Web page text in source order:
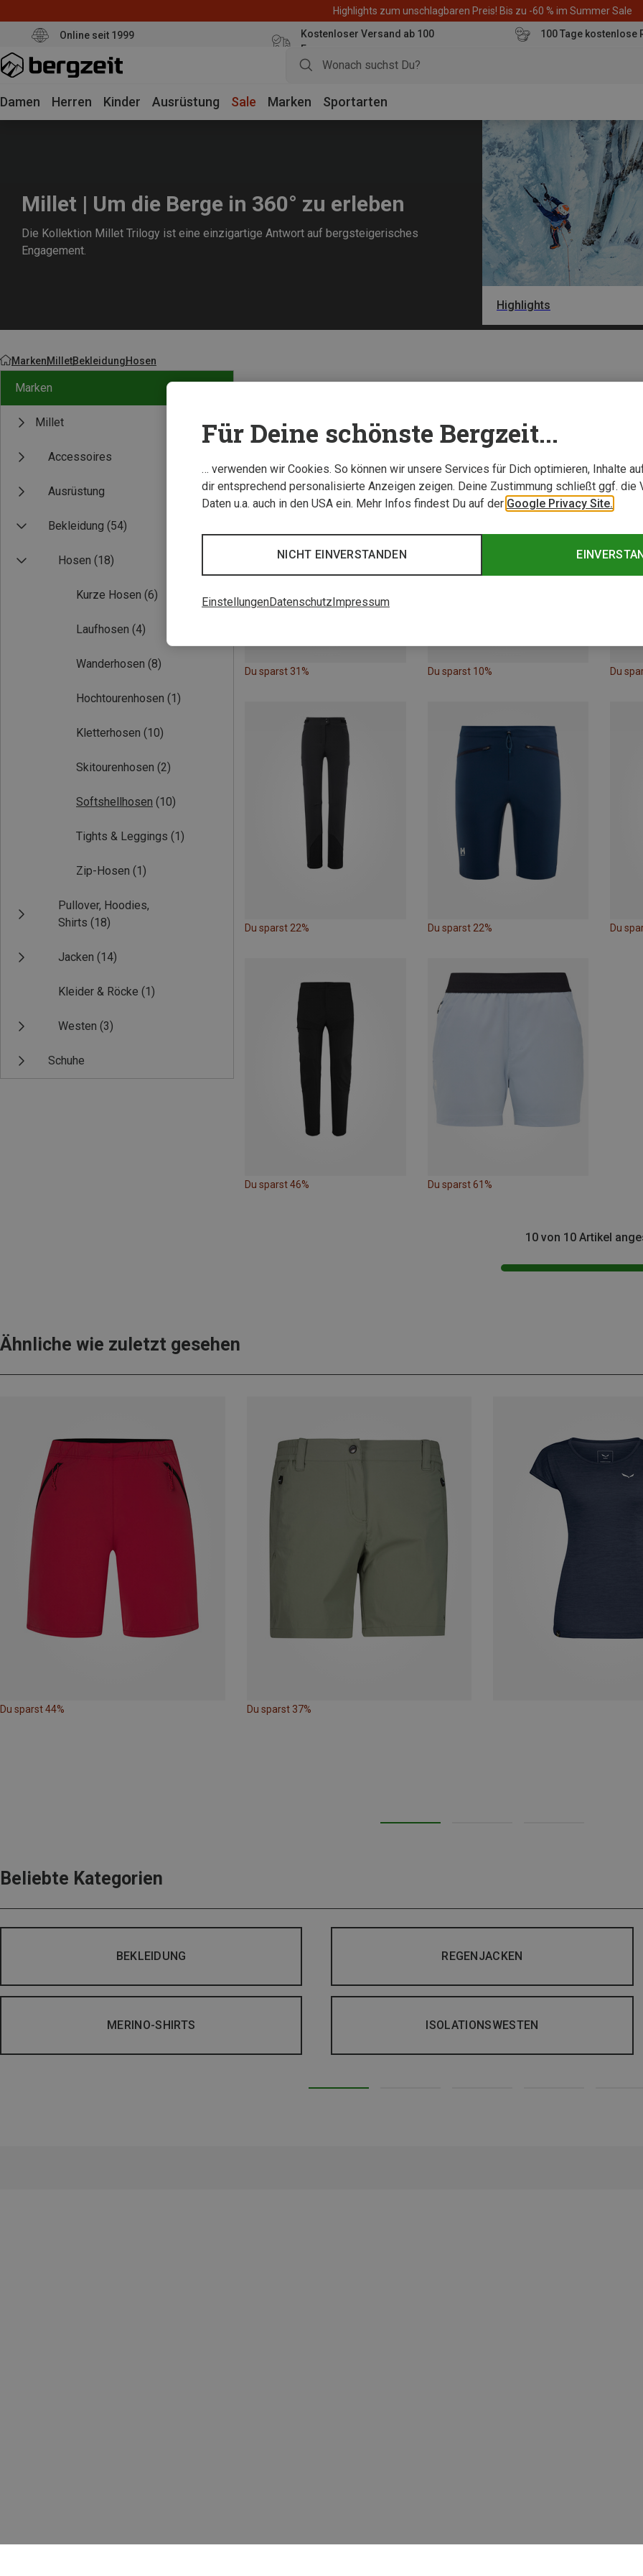
Highlights zum unschlagbaren Preis! Bis zu -60 % im Summer Sale
Online seit 1999
Kostenloser Versand ab 100
Euro
100 Tage kostenlose
Damen Herren Kinder Ausrüstung Sale Marken Sportarten
Millet | Um die Berge in 360° zu erleben
Die Kollektion Millet Trilogy ist eine einzigartige Antwort auf bergsteigerisches
Engagement.
Highlights
MarkenMilletBekleidungHosen
Marken
Millet
Accessoires
Ausrüstung
Bekleidung (54)
Hosen (18)
Kurze Hosen (6)
Laufhosen (4)
Wanderhosen (8)
Hochtourenhosen (1)
Kletterhosen (10)
Skitourenhosen (2)
Softshellhosen (10)
Tights & Leggings (1)
Zip-Hosen (1)
Pullover, Hoodies,
Shirts (18)
Jacken (14)
Kleider & Röcke (1)
Westen (3)
Schuhe
Du sparst 31% Du sparst 10% Du
Du sparst 22% Du sparst 22% Du
Du sparst 46% Du sparst 61%
10 von 10 Artikel
Ähnliche wie zuletzt gesehen
Du sparst 44% Du sparst 37%
Beliebte Kategorien
BEKLEIDUNG REGENJACKEN
MERINO-SHIRTS ISOLATIONSWESTEN
Für Deine schönste Bergzeit...
… verwenden wir Cookies. So können wir unsere Services für Dich optimieren, Inhalte
dir entsprechend personalisierte Anzeigen zeigen. Deine Zustimmung schließt ggf. die
Daten u.a. auch in den USA ein. Mehr Infos findest Du auf der Google Privacy Site.
NICHT EINVERSTANDEN
EinstellungenDatenschutzImpressum